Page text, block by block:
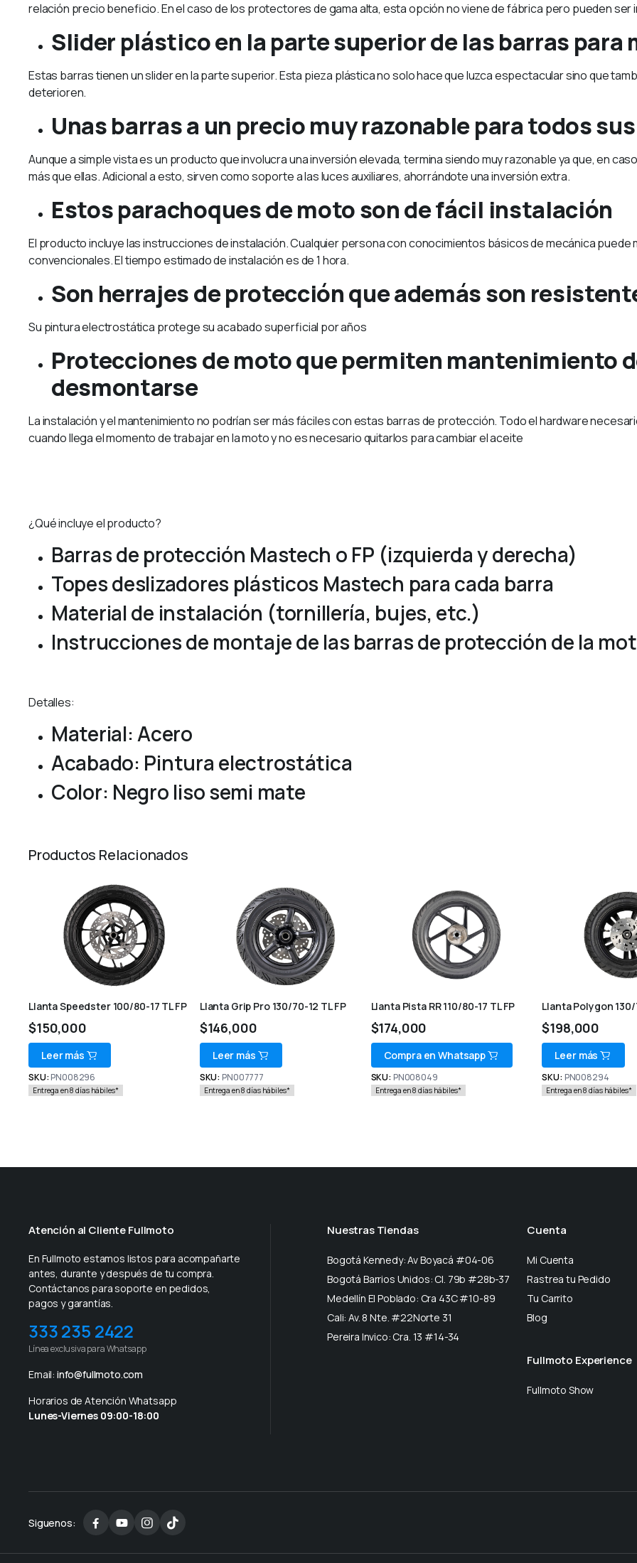
relación precio beneficio. En el caso de los protectores de gama alta, esta opción no viene de fábrica pero pueden ser
Slider plástico en la parte superior de las barras para
Estas barras tienen un slider en la parte superior. Esta pieza plástica no solo hace que luzca espectacular sino que
deterioren.
Unas barras a un precio muy razonable para todos
Aunque a simple vista es un producto que involucra una inversión elevada, termina siendo muy razonable ya que, en
más que ellas. Adicional a esto, sirven como soporte a las luces auxiliares, ahorrándote una inversión extra.
Estos parachoques de moto son de fácil instalación
El producto incluye las instrucciones de instalación. Cualquier persona con conocimientos básicos de mecánica
convencionales. El tiempo estimado de instalación es de 1 hora.
Son herrajes de protección que además son
Su pintura electrostática protege su acabado superficial por años
Protecciones de moto que permiten mantenimiento
desmontarse
La instalación y el mantenimiento no podrían ser más fáciles con estas barras de protección. Todo el hardware
cuando llega el momento de trabajar en la moto y no es necesario quitarlos para cambiar el aceite
¿Qué incluye el producto?
Barras de protección Mastech o FP (izquierda y derecha)
Topes deslizadores plásticos Mastech para cada barra
Material de instalación (tornillería, bujes, etc.)
Instrucciones de montaje de las barras de protección de la
Detalles:
Material: Acero
Acabado: Pintura electrostática
Color: Negro liso semi mate
Productos Relacionados
Llanta Speedster 100/80-17 TL FP
$150,000
Leer más
SKU: PN008296
Entrega en 8 días hábiles*
Llanta Grip Pro 130/70-12 TL FP
$146,000
Leer más
SKU: PN007777
Entrega en 8 días hábiles*
Llanta Pista RR 110/80-17 TL FP
$174,000
Compra en Whatsapp
SKU: PN008049
Entrega en 8 días hábiles*
Llanta Polygon 130/
$198,000
Leer más
SKU: PN008294
Entrega en 8 días hábiles*
Atención al Cliente Fullmoto
En Fullmoto estamos listos para acompañarte
antes, durante y después de tu compra.
Contáctanos para soporte en pedidos,
pagos y garantías.
333 235 2422
Línea exclusiva para Whatsapp
Email: info@fullmoto.com
Horarios de Atención Whatsapp
Lunes-Viernes 09:00-18:00
Nuestras Tiendas
Bogotá Kennedy: Av Boyacá #04-06
Bogotá Barrios Unidos: Cl. 79b #28b-37
Medellín El Poblado: Cra 43C #10-89
Cali: Av. 8 Nte. #22Norte 31
Pereira Invico: Cra. 13 #14-34
Cuenta
Mi Cuenta
Rastrea tu Pedido
Tu Carrito
Blog
Fullmoto Experience
Fullmoto Show
Siguenos: